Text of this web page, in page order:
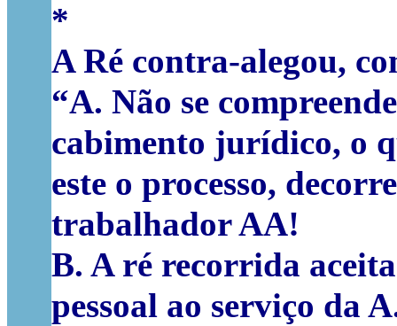
*
A Ré contra-alegou,
“A. Não se
cabimento jurídico, o
este o processo,
trabalhador AA!
B. A ré recorrida
pessoal ao serviço da